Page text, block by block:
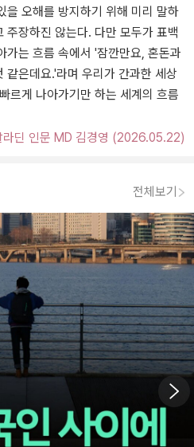
을 오해를 방지하기 위해 미리 말하
주장하진 않는다. 다만 모두가 표백
가는 흐름 속에서 '잠깐만요, 혼돈과
같은데요.'라며 우리가 간과한 세상
르게 나아가기만 하는 세계의 흐름
라딘 인문 MD 김경영 (2026.05.22)
전체보기